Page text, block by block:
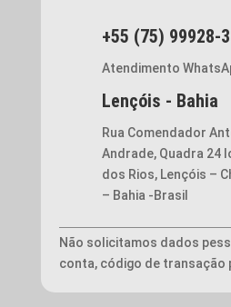
+55 (75) 99928-
Atendimento
Lençóis - Bahia
Rua Comendador
Andrade, Quadra 24
dos Rios, Lençóis –
– Bahia -Brasil
Não solicitamos dados
conta, código de transação